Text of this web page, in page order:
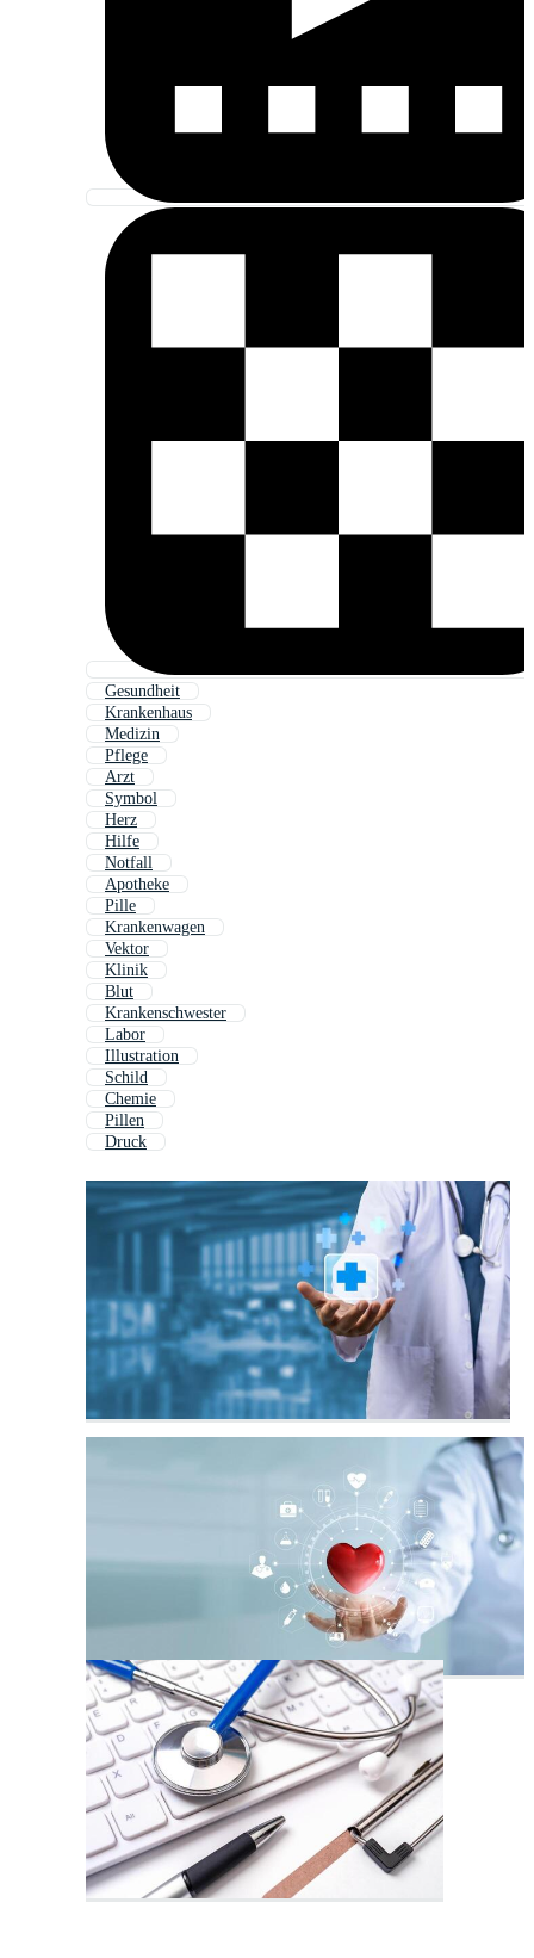
Gesundheit
Krankenhaus
Medizin
Pflege
Arzt
Symbol
Herz
Hilfe
Notfall
Apotheke
Pille
Krankenwagen
Vektor
Klinik
Blut
Krankenschwester
Labor
Illustration
Schild
Chemie
Pillen
Druck